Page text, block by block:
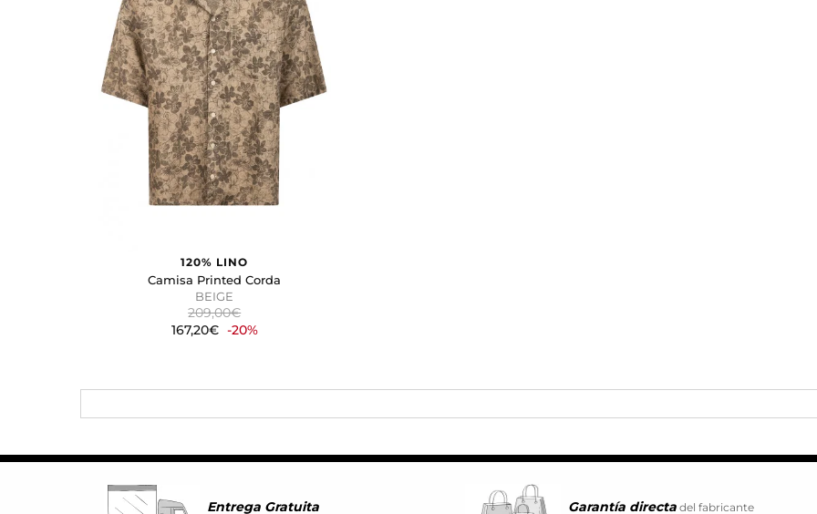
120% LINO
Camisa Printed Corda
BEIGE
209,00€
167,20€ -20%
Entrega Gratuita Garantía directadel fabricante
Estas cookies son necesarias para que el sitio web funcione y no se pueden desactivar en
configurar su navegador para bloquear o alertar sobre estas cookies, pero alguna áreas del
cookies no almacenan ninguna información de identificación personal.
Cookies de rendimiento y analíticas
Estas cookies nos permiten contar las visitas y fuentes de tráfico para poder evaluar el
mejorarlo. Nos ayudan a saber qué páginas son las más o menos visitadas, y cómo los
información que recogen estas cookies es agregada y, por lo tanto, es anónima.
Cookies de preferencias
Estas cookies permiten a la página web recordar información que cambia la forma en que
Estas cookies se utilizan para rastrear a los visitantes en las páginas web. La intención es
atractivos para el usuario individual.
nuestrapolítica de cookies